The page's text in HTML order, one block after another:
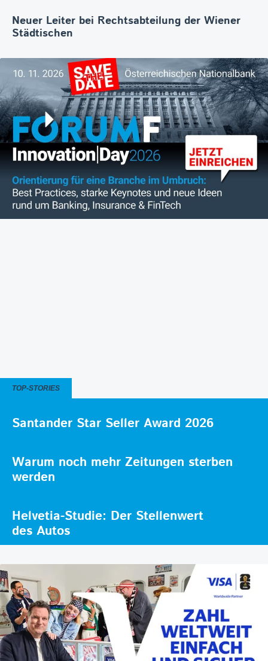
Neuer Leiter bei Rechtsabteilung der Wiener
Städtischen
TOP-STORIES
Santander Star Seller Award 2026
Warum noch mehr Zeitungen sterben
werden
Helvetia-Studie: Der Stellenwert
des Autos